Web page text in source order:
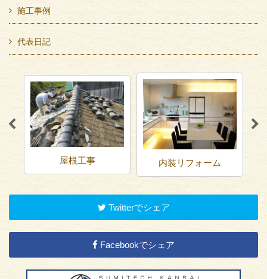
施工事例
代表日記
屋根工事 内装リフォーム
Twitterでシェア
Facebookでシェア